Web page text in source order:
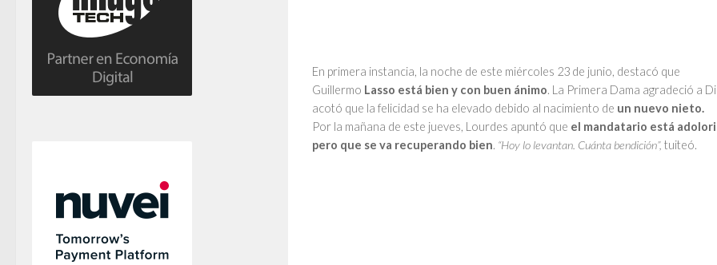
En primera instancia, la noche de este miércoles 23 de junio, destacó que
Guillermo Lasso está bien y con buen ánimo. La Primera Dama agradeció a
acotó que la felicidad se ha elevado debido al nacimiento de un nuevo nieto.
Por la mañana de este jueves, Lourdes apuntó que el mandatario está
pero que se va recuperando bien. “Hoy lo levantan. Cuánta bendición”, tuiteó.